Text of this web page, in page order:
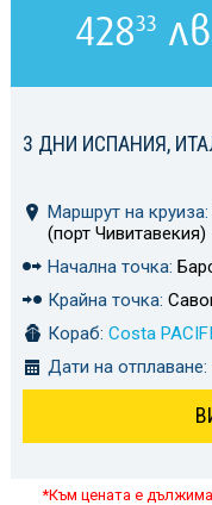
3 ДНИ ИСПАНИЯ,
Маршрут на круиза:
(порт
Начална точка:
Крайна точка:
Кораб: Costa
Дати на отплаване:
42833
*Към цената е